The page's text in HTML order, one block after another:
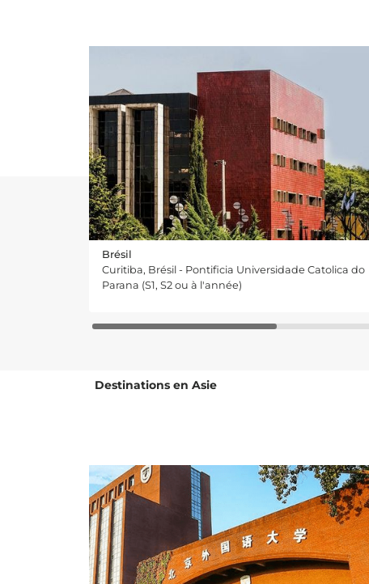
Brésil
Curitiba, Brésil - Pontificia Universidade Catolica do
Parana (S1, S2 ou à l'année)
Destinations en Asie